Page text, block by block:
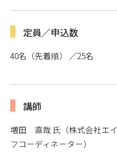
定員／申込数
40名（先着順） ／25名
講師
増田 直哉 氏（株式会社エ
フコーディネーター）